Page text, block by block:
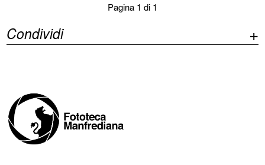
Pagina 1 di 1
Condividi